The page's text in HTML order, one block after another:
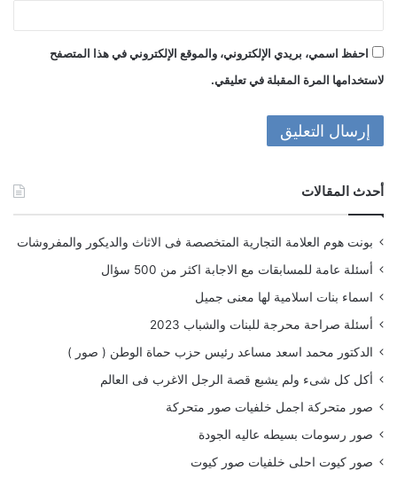
احفظ اسمي، بريدي الإلكتروني، والموقع الإلكتروني في هذا المتصفح
لاستخدامها المرة المقبلة في تعليقي.
أحدث المقالات
بونت هوم العلامة التجارية المتخصصة فى الاثاث والديكور والمفروشات
أسئلة عامة للمسابقات مع الاجابة اكثر من 500 سؤال
اسماء بنات اسلامية لها معنى جميل
أسئلة صراحة محرجة للبنات والشباب 2023
الدكتور محمد اسعد مساعد رئيس حزب حماة الوطن ( صور )
أكل كل شىء ولم يشبع قصة الرجل الاغرب فى العالم
صور متحركة اجمل خلفيات صور متحركة
صور رسومات بسيطه عاليه الجودة
صور كيوت احلى خلفيات صور كيوت